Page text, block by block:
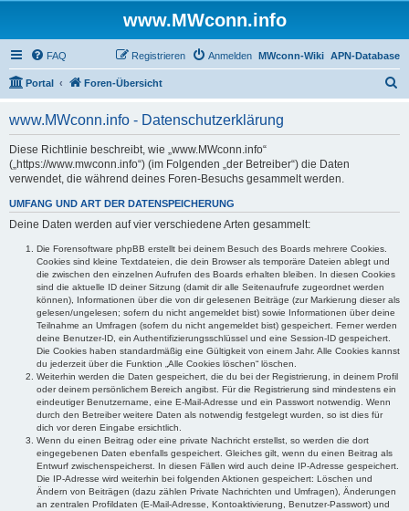
www.MWconn.info
FAQ APN-Database
MWconn-Wiki
Anmelden
Registrieren
Portal Foren-Übersicht
www.MWconn.info - Datenschutzerklärung
Diese Richtlinie beschreibt, wie „www.MWconn.info“
(„https://www.mwconn.info“) (im Folgenden „der Betreiber“) die Daten
verwendet, die während deines Foren-Besuchs gesammelt werden.
UMFANG UND ART DER DATENSPEICHERUNG
Deine Daten werden auf vier verschiedene Arten gesammelt:
Die Forensoftware phpBB erstellt bei deinem Besuch des Boards mehrere Cookies.
Cookies sind kleine Textdateien, die dein Browser als temporäre Dateien ablegt und
die zwischen den einzelnen Aufrufen des Boards erhalten bleiben. In diesen Cookies
sind die aktuelle ID deiner Sitzung (damit dir alle Seitenaufrufe zugeordnet werden
können), Informationen über die von dir gelesenen Beiträge (zur Markierung dieser als
gelesen/ungelesen; sofern du nicht angemeldet bist) sowie Informationen über deine
Teilnahme an Umfragen (sofern du nicht angemeldet bist) gespeichert. Ferner werden
deine Benutzer-ID, ein Authentifizierungsschlüssel und eine Session-ID gespeichert.
Die Cookies haben standardmäßig eine Gültigkeit von einem Jahr. Alle Cookies kannst
du jederzeit über die Funktion „Alle Cookies löschen“ löschen.
Weiterhin werden die Daten gespeichert, die du bei der Registrierung, in deinem Profil
oder deinem persönlichem Bereich angibst. Für die Registrierung sind mindestens ein
eindeutiger Benutzername, eine E-Mail-Adresse und ein Passwort notwendig. Wenn
durch den Betreiber weitere Daten als notwendig festgelegt wurden, so ist dies für
dich vor deren Eingabe ersichtlich.
Wenn du einen Beitrag oder eine private Nachricht erstellst, so werden die dort
eingegebenen Daten ebenfalls gespeichert. Gleiches gilt, wenn du einen Beitrag als
Entwurf zwischenspeicherst. In diesen Fällen wird auch deine IP-Adresse gespeichert.
Die IP-Adresse wird weiterhin bei folgenden Aktionen gespeichert: Löschen und
Ändern von Beiträgen (dazu zählen Private Nachrichten und Umfragen), Änderungen
an zentralen Profildaten (E-Mail-Adresse, Kontoaktivierung, Benutzer-Passwort) und